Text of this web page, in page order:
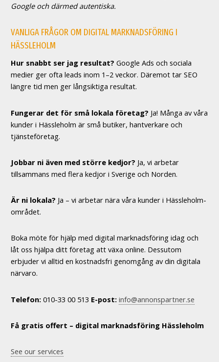
Google och därmed autentiska.
VANLIGA FRÅGOR OM DIGITAL MARKNADSFÖRING I
HÄSSLEHOLM
Hur snabbt ser jag resultat? Google Ads och sociala
medier ger ofta leads inom 1–2 veckor. Däremot tar SEO
längre tid men ger långsiktiga resultat.
Fungerar det för små lokala företag? Ja! Många av våra
kunder i Hässleholm är små butiker, hantverkare och
tjänsteföretag.
Jobbar ni även med större kedjor? Ja, vi arbetar
tillsammans med flera kedjor i Sverige och Norden.
Är ni lokala? Ja – vi arbetar nära våra kunder i Hässleholm-
området.
Boka möte för hjälp med digital marknadsföring idag och
låt oss hjälpa ditt företag att växa online. Dessutom
erbjuder vi alltid en kostnadsfri genomgång av din digitala
närvaro.
Telefon: 010-33 00 513 E-post: info@annonspartner.se
Få gratis offert – digital marknadsföring Hässleholm
See our services